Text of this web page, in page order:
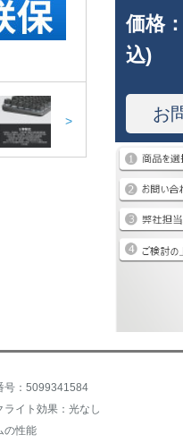
>
価格：
込)
お
号：5099341584
ライト効果：光なし
の性能